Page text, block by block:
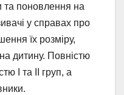
та поновлення на
у справах про
їх розміру,
дитину. Повністю
I та II груп, а